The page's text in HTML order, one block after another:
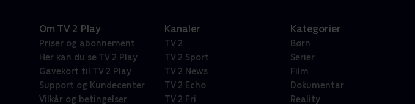
Om TV 2 Play
Priser og abonnement
Her kan du se TV 2 Play
Gavekort til TV 2 Play
Support og Kundecenter
Vilkår og betingelser
Kanaler
TV 2
TV 2 Sport
TV 2 News
TV 2 Echo
TV 2 Fri
Kategorier
Børn
Serier
Film
Dokumentar
Reality